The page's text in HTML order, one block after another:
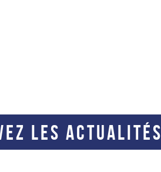
LES ACTUALITÉS